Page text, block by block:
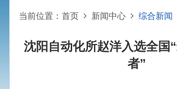
当前位置： 首页 新闻中心 综合新闻
沈阳自动化所赵洋入选全国
者”